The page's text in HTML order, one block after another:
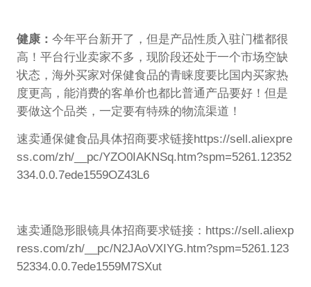
健康： 今年平台新开了 ，但是产品性质入驻门槛都很
高！平台行业卖家不多，现阶段还处于一个市场空缺
状态，海外买家对保健食品的青睐度要比国内买家热
度更高，能消费的客单价也都比普通产品要好！但是
要做这个品类，一定要有特殊的物流渠道！
速卖通保健食品具体招商要求链接https://sell.aliexpre
ss.com/zh/__pc/YZO0IAKNSq.htm?spm=5261.12352
334.0.0.7ede1559OZ43L6
速卖通隐形眼镜具体招商要求链接：https://sell.aliexp
ress.com/zh/__pc/N2JAoVXIYG.htm?spm=5261.123
52334.0.0.7ede1559M7SXut